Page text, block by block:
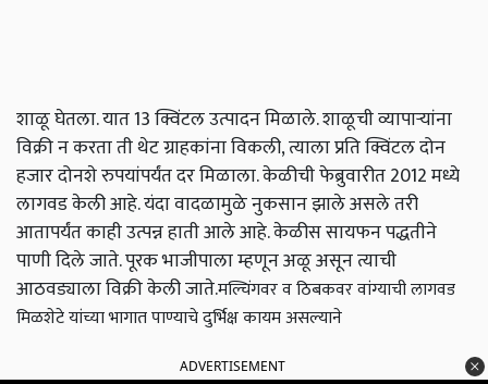
शाळू घेतला. यात 13 क्विंटल उत्पादन मिळाले. शाळूची व्यापाऱ्यांना
विक्री न करता ती थेट ग्राहकांना विकली, त्याला प्रति क्विंटल दोन
हजार दोनशे रुपयांपर्यंत दर मिळाला. केळीची फेब्रुवारीत 2012 मध्ये
लागवड केली आहे. यंदा वादळामुळे नुकसान झाले असले तरी
आतापर्यंत काही उत्पन्न हाती आले आहे. केळीस सायफन पद्धतीने
पाणी दिले जाते. पूरक भाजीपाला म्हणून अळू असून त्याची
आठवड्याला विक्री केली जाते.मल्चिंगवर व ठिबकवर वांग्याची लागवड
मिळशेटे यांच्या भागात पाण्याचे दुर्भिक्ष कायम असल्याने
ADVERTISEMENT